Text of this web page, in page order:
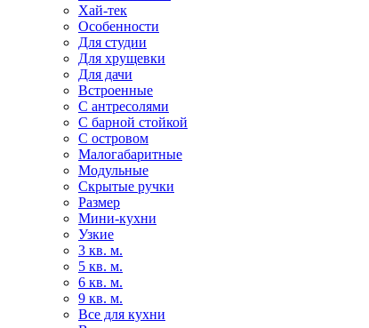
Хай-тек
Особенности
Для студии
Для хрущевки
Для дачи
Встроенные
С антресолями
С барной стойкой
С островом
Малогабаритные
Модульные
Скрытые ручки
Размер
Мини-кухни
Узкие
3 кв. м.
5 кв. м.
6 кв. м.
9 кв. м.
Все для кухни